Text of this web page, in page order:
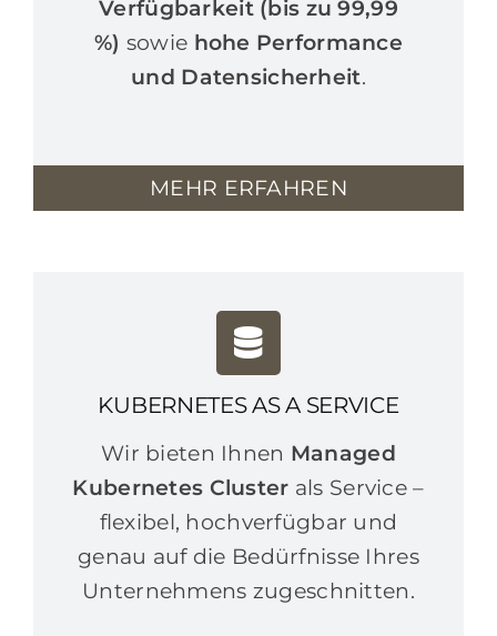
Verfügbarkeit (bis zu 99,99
%) sowie hohe Performance
und Datensicherheit.
MEHR ERFAHREN
KUBERNETES AS A SERVICE
Wir bieten Ihnen Managed
Kubernetes Cluster als Service –
flexibel, hochverfügbar und
genau auf die Bedürfnisse Ihres
Unternehmens zugeschnitten.